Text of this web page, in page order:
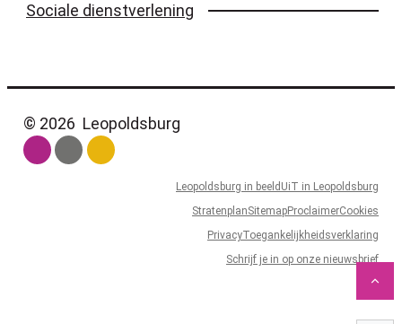
Sociale dienstverlening
© 2026 Leopoldsburg
Leopoldsburg in beeld UiT in Leopoldsburg
StratenplanSitemapProclaimerCookies
PrivacyToegankelijkheidsverklaring
Schrijf je in op onze nieuwsbrief